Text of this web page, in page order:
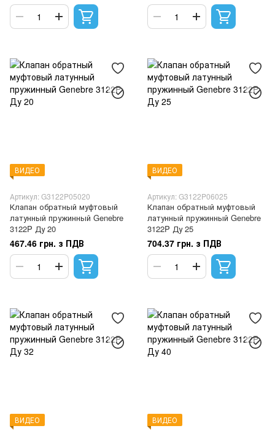
ВИДЕО
Артикул: G3122P05020
Клапан обратный муфтовый
латунный пружинный Genebre
3122P Ду 20
467.46 грн. з ПДВ
ВИДЕО
Артикул: G3122P06025
Клапан обратный муфтовый
латунный пружинный Genebre
3122P Ду 25
704.37 грн. з ПДВ
ВИДЕО ВИДЕО